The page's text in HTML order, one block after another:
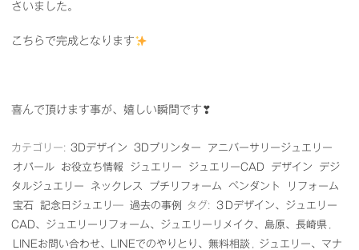
さいました。
こちらで完成となります
喜んで頂けます事が、嬉しい瞬間です❣
カテゴリー: 3Dデザイン 3Dプリンター
アニバーサリージュエリー
オパール
お役立ち情報 ジュエリー ジュエリーCAD デザイン
デジ
タルジュエリー
ネックレス プチリフォーム ペンダント
リフォーム
宝石
記念日ジュエリ― 過去の事例 タグ:
３Dデザイン、ジュエリー
CAD、ジュエリーリフォーム、ジュエリーリメイク、島原、長崎県
LINEお問い合わせ、LINEでのやりとり、無料相談
ジュエリー、マナ